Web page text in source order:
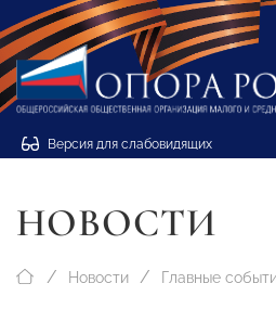
Версия для слабовидящих
НОВОСТИ
Новости Главные